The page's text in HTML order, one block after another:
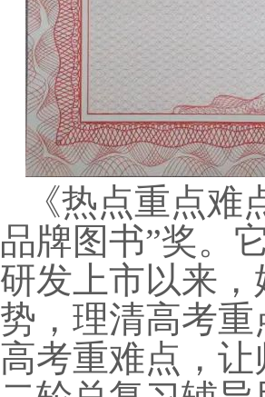
《热点重点
品牌图书”奖。
研发上市以来
势，理清高考
高考重难点，